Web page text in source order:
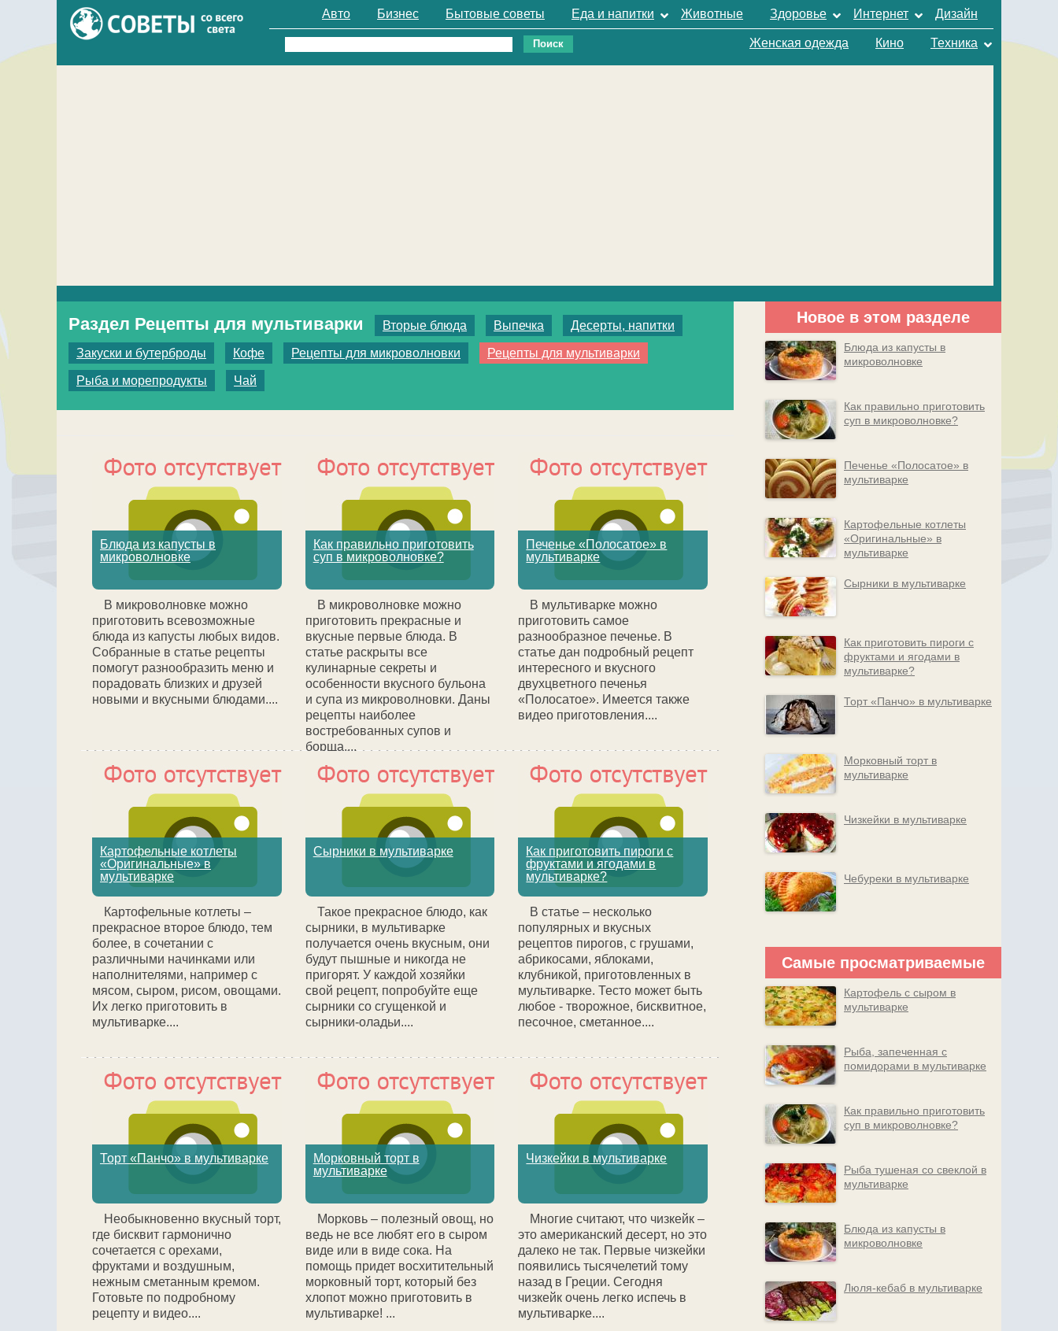
Авто Бизнес Бытовые советы Еда и напитки Животные Здоровье Интернет Дизайн
Женская одежда Кино Техника
Найти:
Раздел Рецепты для мультиварки Вторые блюда Выпечка Десерты, напитки
Закуски и бутерброды Кофе Рецепты для микроволновки Рецепты для мультиварки
Рыба и морепродукты Чай
Блюда из капусты в
микроволновке
В микроволновке можно
приготовить всевозможные
блюда из капусты любых видов.
Собранные в статье рецепты
помогут разнообразить меню и
порадовать близких и друзей
новыми и вкусными блюдами....
Как правильно приготовить
суп в микроволновке?
В микроволновке можно
приготовить прекрасные и
вкусные первые блюда. В
статье раскрыты все
кулинарные секреты и
особенности вкусного бульона
и супа из микроволновки. Даны
рецепты наиболее
востребованных супов и
борща....
Печенье «Полосатое» в
мультиварке
В мультиварке можно
приготовить самое
разнообразное печенье. В
статье дан подробный рецепт
интересного и вкусного
двухцветного печенья
«Полосатое». Имеется также
видео приготовления....
Картофельные котлеты
«Оригинальные» в
мультиварке
Картофельные котлеты –
прекрасное второе блюдо, тем
более, в сочетании с
различными начинками или
наполнителями, например с
мясом, сыром, рисом, овощами.
Их легко приготовить в
мультиварке....
Сырники в мультиварке
Такое прекрасное блюдо, как
сырники, в мультиварке
получается очень вкусным, они
будут пышные и никогда не
пригорят. У каждой хозяйки
свой рецепт, попробуйте еще
сырники со сгущенкой и
сырники-оладьи....
Как приготовить пироги с
фруктами и ягодами в
мультиварке?
В статье – несколько
популярных и вкусных
рецептов пирогов, с грушами,
абрикосами, яблоками,
клубникой, приготовленных в
мультиварке. Тесто может быть
любое - творожное, бисквитное,
песочное, сметанное....
Торт «Панчо» в мультиварке
Необыкновенно вкусный торт,
где бисквит гармонично
сочетается с орехами,
фруктами и воздушным,
нежным сметанным кремом.
Готовьте по подробному
рецепту и видео....
Морковный торт в
мультиварке
Морковь – полезный овощ, но
ведь не все любят его в сыром
виде или в виде сока. На
помощь придет восхитительный
морковный торт, который без
хлопот можно приготовить в
мультиварке! ...
Чизкейки в мультиварке
Многие считают, что чизкейк –
это американский десерт, но это
далеко не так. Первые чизкейки
появились тысячелетий тому
назад в Греции. Сегодня
чизкейк очень легко испечь в
мультиварке....
Новое в этом разделе
Блюда из капусты в
микроволновке
Как правильно приготовить
суп в микроволновке?
Печенье «Полосатое» в
мультиварке
Картофельные котлеты
«Оригинальные» в
мультиварке
Сырники в мультиварке
Как приготовить пироги с
фруктами и ягодами в
мультиварке?
Торт «Панчо» в мультиварке
Морковный торт в
мультиварке
Чизкейки в мультиварке
Чебуреки в мультиварке
Самые просматриваемые
Картофель с сыром в
мультиварке
Рыба, запеченная с
помидорами в мультиварке
Как правильно приготовить
суп в микроволновке?
Рыба тушеная со свеклой в
мультиварке
Блюда из капусты в
микроволновке
Люля-кебаб в мультиварке